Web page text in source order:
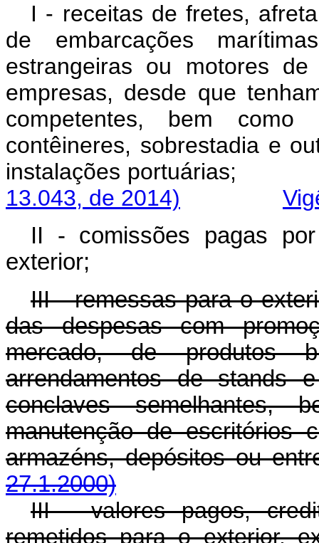
I - receitas de fretes,
de embarcações
estrangeiras ou motores
empresas, desde que
competentes, bem
contêineres, sobrestadia e
instalações
13.043, de 2014)
II - comissões pagas
exterior;
III - remessas para o
das despesas com
mercado, de produtos
arrendamentos de stands
conclaves
manutenção de escritórios
armazéns, depósitos ou
27.1.2000)
III - valores pagos,
remetidos para o exterior,